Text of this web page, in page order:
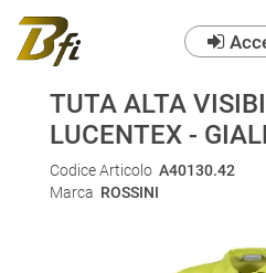
TUTA ALTA
LUCENTEX -
Codice Articolo A40130.42
Marca ROSSINI